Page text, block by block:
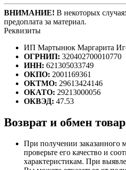
ВНИМАНИЕ! В некоторых
предоплата за материал.
Реквизиты
ИП Мартынюк Маргарита
ОГРНИП: 320402700010770
ИНН: 621305033749
ОКПО: 2001169361
ОКТМО: 29613424146
ОКАТО: 29213000056
ОКВЭД: 47.53
Возврат и обмен
При получении заказанного
проверьте его качество и
характеристикам. При